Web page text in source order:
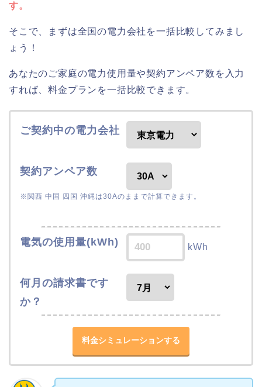
す。
そこで、まずは全国の電力会社を一括比較してみまし
ょう！
あなたのご家庭の電力使用量や契約アンペア数を入力
すれば、料金プランを一括比較できます。
ご契約中の電力会社
契約アンペア数
※関西 中国 四国 沖縄は30Aのままで計算できます。
電気の使用量(kWh) kWh
何月の請求書です
か？